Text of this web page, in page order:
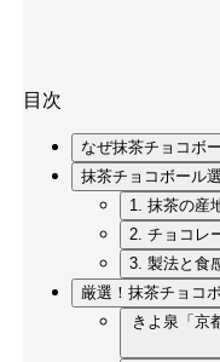
目次
なぜ抹茶チョコボ
抹茶チョコボール
1. 抹茶の産
2. チョコレ
3. 製法と食
厳選！抹茶チョコ
きよ泉「京